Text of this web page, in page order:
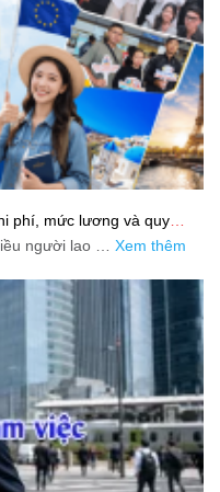
phí, mức lương và quy
người lao … Xem thêm